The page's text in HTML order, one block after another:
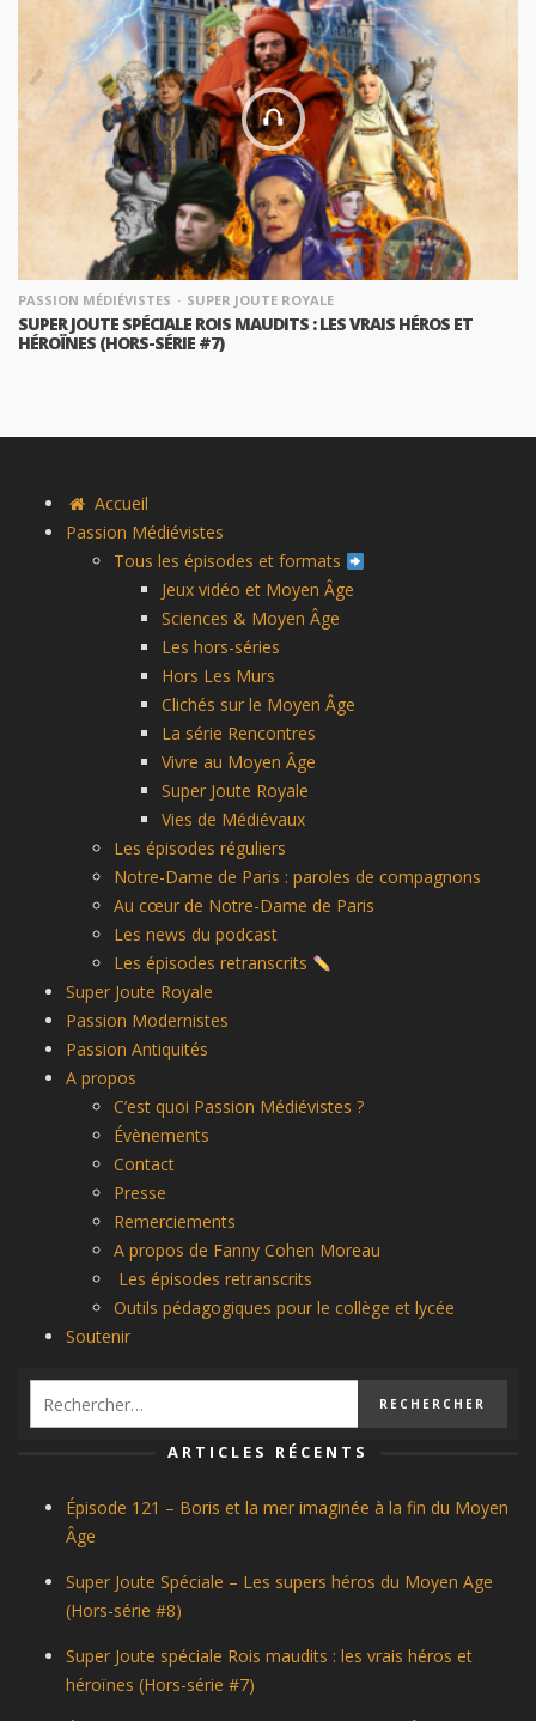
PASSION MÉDIÉVISTES SUPER JOUTE ROYALE
SUPER JOUTE SPÉCIALE ROIS MAUDITS : LES VRAIS HÉROS ET
HÉROÏNES (HORS-SÉRIE #7)
Accueil
Passion Médiévistes
Tous les épisodes et formats
Jeux vidéo et Moyen Âge
Sciences & Moyen Âge
Les hors-séries
Hors Les Murs
Clichés sur le Moyen Âge
La série Rencontres
Vivre au Moyen Âge
Super Joute Royale
Vies de Médiévaux
Les épisodes réguliers
Notre-Dame de Paris : paroles de compagnons
Au cœur de Notre-Dame de Paris
Les news du podcast
Les épisodes retranscrits
Super Joute Royale
Passion Modernistes
Passion Antiquités
A propos
C’est quoi Passion Médiévistes ?
Évènements
Contact
Presse
Remerciements
A propos de Fanny Cohen Moreau
Les épisodes retranscrits
Outils pédagogiques pour le collège et lycée
Soutenir
ARTICLES RÉCENTS
Épisode 121 – Boris et la mer imaginée à la fin du Moyen
Âge
Super Joute Spéciale – Les supers héros du Moyen Age
(Hors-série #8)
Super Joute spéciale Rois maudits : les vrais héros et
héroïnes (Hors-série #7)